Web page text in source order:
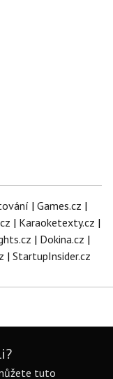
| Games.cz |
| Karaoketexty.cz |
| Dokina.cz |
| StartupInsider.cz
tuto